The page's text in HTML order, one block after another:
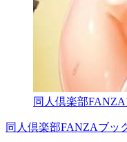
同人倶楽部
同人倶楽部FANZAブッ